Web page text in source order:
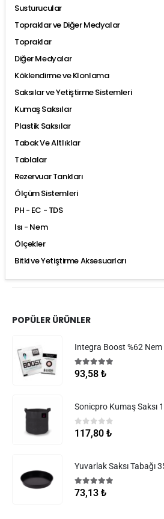
Susturucular
Topraklar ve Diğer Medyalar
Topraklar
Diğer Medyalar
Köklendirme ve Klonlama
Saksılar ve Yetiştirme Sistemleri
Kumaş Saksılar
Plastik Saksılar
Tabak Ve Altlıklar
Tablalar
Rezervuar Tankları
Ölçüm Sistemleri
PH - EC - TDS
Isı - Nem
Ölçekler
Bitki ve Yetiştirme Aksesuarları
POPÜLER ÜRÜNLER
Integra Boost %62
5.005 üzerinden
93,58 ₺
Sonicpro Kumaş Saksı
0 5 üzerinden
117,80 ₺
Yuvarlak Saksı Tabağı
5.005 üzerinden
73,13 ₺